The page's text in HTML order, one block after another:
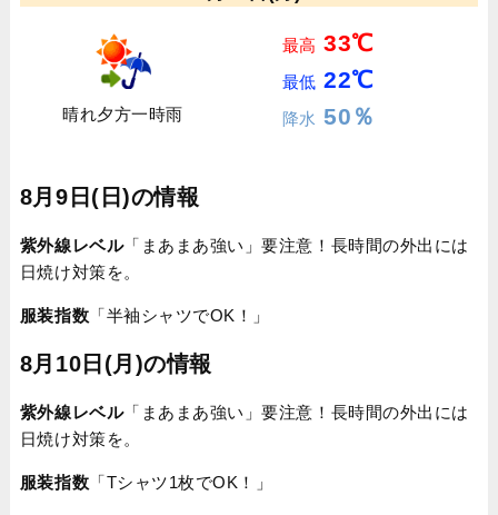
晴れ夕方一時雨
最高 33℃
最低 22℃
降水 50％
8月9日(日)の情報
紫外線レベル「まあまあ強い」要注意！長時間の外出には
日焼け対策を。
服装指数 「半袖シャツでOK！」
8月10日(月)の情報
紫外線レベル「まあまあ強い」要注意！長時間の外出には
日焼け対策を。
服装指数 「Tシャツ1枚でOK！」